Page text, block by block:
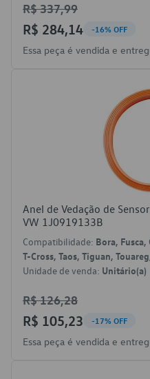
R$ 337,99
R$ 284,14 -16% OFF
Essa peça é vendida e
Anel de Vedação de
VW 1J0919133B
Compatibilidade: Bora, Fusca,
T-Cross, Taos, Tiguan,
Unidade de venda: Unitário(a)
R$ 126,28
R$ 105,23 -17% OFF
Essa peça é vendida e